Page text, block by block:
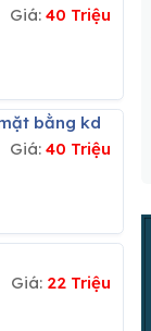
Giá:40 Triệu
bằng kd
Giá:40 Triệu
Giá: 22 Triệu